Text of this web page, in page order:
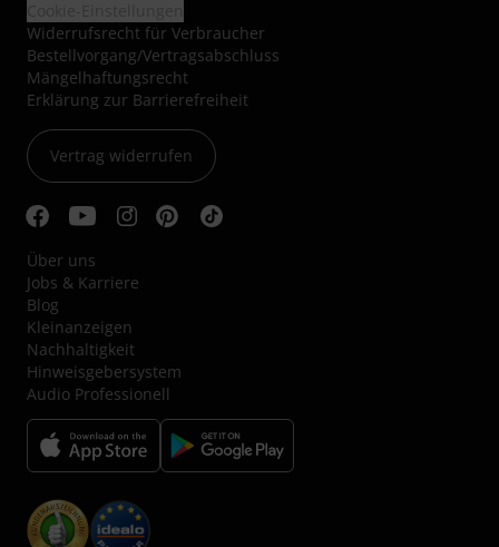
Widerrufsrecht für Verbraucher
Bestellvorgang/Vertragsabschluss
Mängelhaftungsrecht
Erklärung zur Barrierefreiheit
Vertrag widerrufen
Über uns
Jobs & Karriere
Blog
Kleinanzeigen
Nachhaltigkeit
Hinweisgebersystem
Audio Professionell